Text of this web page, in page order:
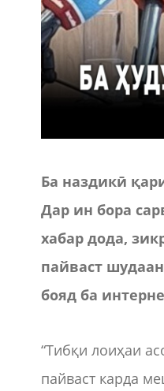
Ба наздикӣ
Дар ин бора
хабар дода,
пайваст
бояд ба
“Тибқи лоиҳаи
пайваст карда